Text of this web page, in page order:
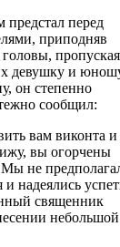
перед
приподняв
пропуская
девушку и
он степенно
сообщил:
вам виконта и
вы огорчены
не
и надеялись
священник
небольшой